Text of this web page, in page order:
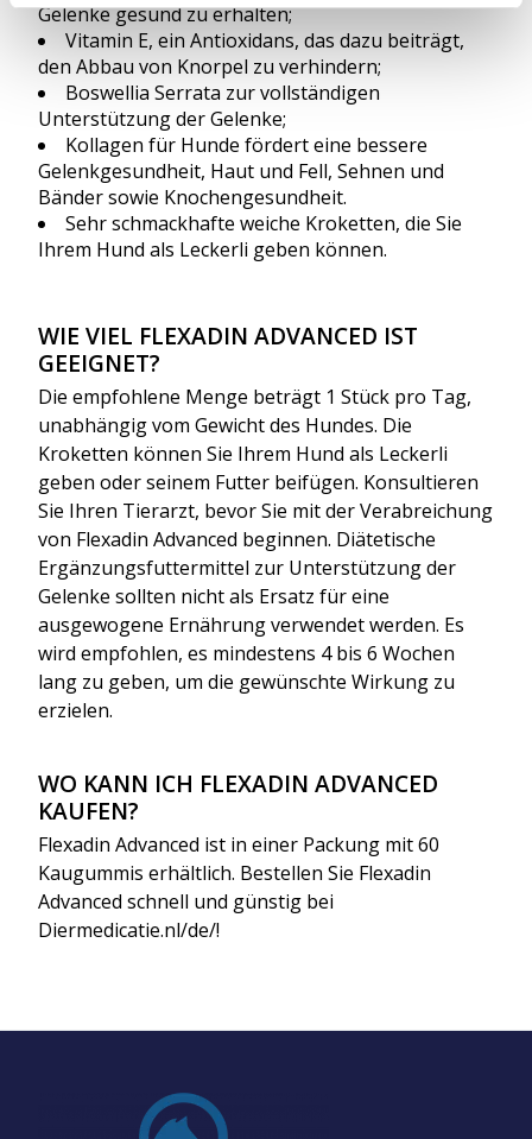
Gelenke gesund zu erhalten;
Vitamin E, ein Antioxidans, das dazu beiträgt,
den Abbau von Knorpel zu verhindern;
Boswellia Serrata zur vollständigen
Unterstützung der Gelenke;
Kollagen für Hunde fördert eine bessere
Gelenkgesundheit, Haut und Fell, Sehnen und
Bänder sowie Knochengesundheit.
Sehr schmackhafte weiche Kroketten, die Sie
Ihrem Hund als Leckerli geben können.
WIE VIEL FLEXADIN ADVANCED IST
GEEIGNET?
Die empfohlene Menge beträgt 1 Stück pro Tag,
unabhängig vom Gewicht des Hundes. Die
Kroketten können Sie Ihrem Hund als Leckerli
geben oder seinem Futter beifügen. Konsultieren
Sie Ihren Tierarzt, bevor Sie mit der Verabreichung
von Flexadin Advanced beginnen. Diätetische
Ergänzungsfuttermittel zur Unterstützung der
Gelenke sollten nicht als Ersatz für eine
ausgewogene Ernährung verwendet werden. Es
wird empfohlen, es mindestens 4 bis 6 Wochen
lang zu geben, um die gewünschte Wirkung zu
erzielen.
WO KANN ICH FLEXADIN ADVANCED
KAUFEN?
Flexadin Advanced ist in einer Packung mit 60
Kaugummis erhältlich. Bestellen Sie Flexadin
Advanced schnell und günstig bei
Diermedicatie.nl/de/!